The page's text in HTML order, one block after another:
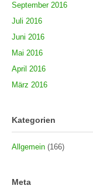
September 2016
Juli 2016
Juni 2016
Mai 2016
April 2016
März 2016
Kategorien
Allgemein (166)
Meta